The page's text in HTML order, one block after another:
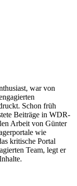
war von
Schon früh
Beiträge in WDR-
Arbeit von Günter
wie
kritische Portal
Team, legt er